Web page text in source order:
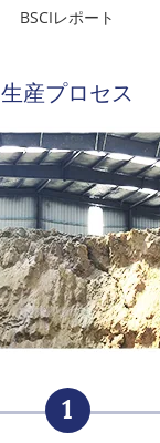
BSCIレポート
生産プロセス
1